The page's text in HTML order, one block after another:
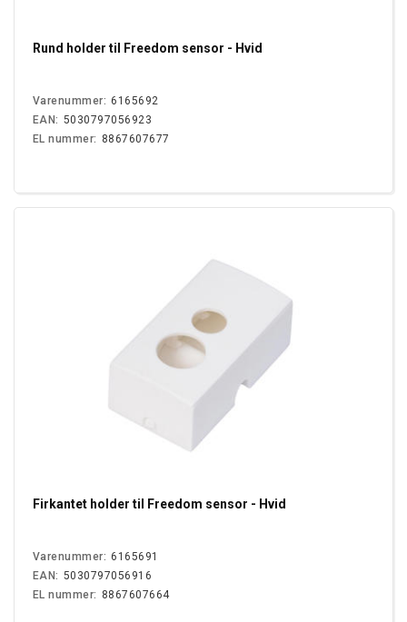
Rund holder til Freedom sensor - Hvid
Varenummer: 6165692
EAN: 5030797056923
EL nummer: 8867607677
Firkantet holder til Freedom sensor - Hvid
Varenummer: 6165691
EAN: 5030797056916
EL nummer: 8867607664